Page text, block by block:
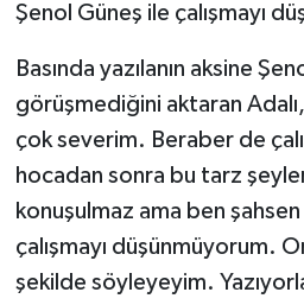
Şenol Güneş ile çalışmayı
Basında yazılanın aksine
görüşmediğini aktaran
çok severim. Beraber de
hocadan sonra bu tarz
konuşulmaz ama ben
çalışmayı düşünmüyorum.
şekilde söyleyeyim.